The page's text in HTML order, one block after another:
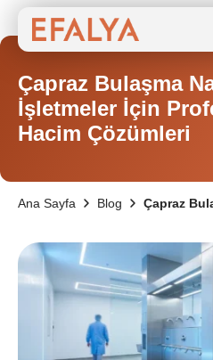
Çapraz Bulaşma
İşletmeler İçin
Hacim Çözümleri
Ana Sayfa Blog Çapraz